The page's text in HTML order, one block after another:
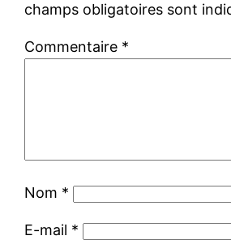
champs obligatoires sont
Commentaire *
Nom *
E-mail *